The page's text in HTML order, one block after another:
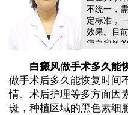
不统一，
定标准，
效果。目
疗白癜风
特别注意
切勿随意
复时间。...
白癜风做手术多久能恢
做手术后多久能恢复时间
情、术后护理等多方面因
斑，种植区域的黑色素细